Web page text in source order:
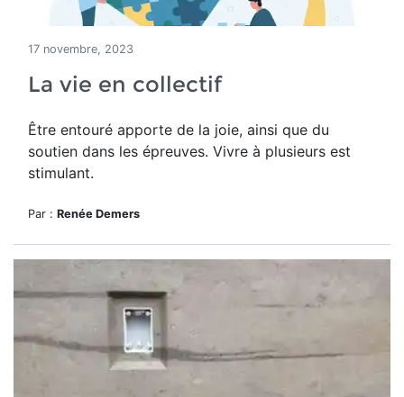
17 novembre, 2023
La vie en collectif
Être entouré apporte de la joie, ainsi que du
soutien dans les épreuves. Vivre à plusieurs est
stimulant.
Par : Renée Demers